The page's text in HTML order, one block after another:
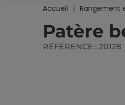
Accueil Rangement
Patère
RÉFÉRENCE : 20128